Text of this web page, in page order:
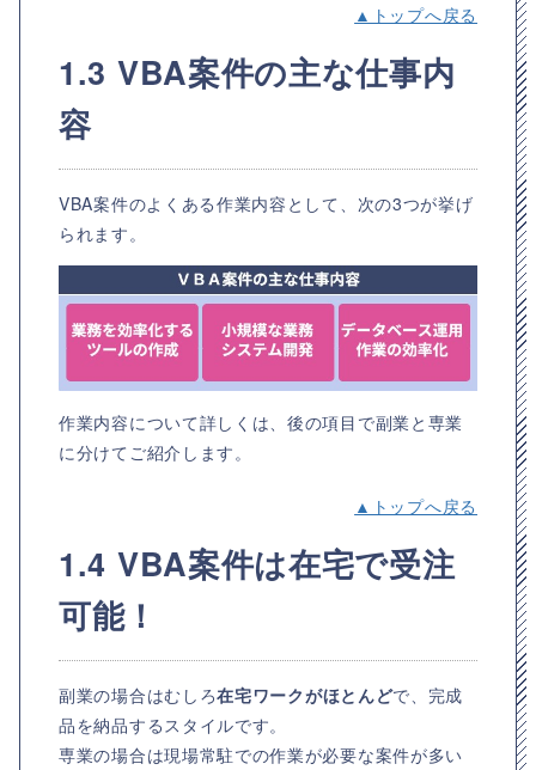
▲トップへ戻る
1.3 VBA案件の主な仕事内
容
VBA案件のよくある作業内容として、次の3つが挙げ
られます。
作業内容について詳しくは、後の項目で副業と専業
に分けてご紹介します。
▲トップへ戻る
1.4 VBA案件は在宅で受注
可能！
副業の場合はむしろ在宅ワークがほとんどで、完成
品を納品するスタイルです。
専業の場合は現場常駐での作業が必要な案件が多い